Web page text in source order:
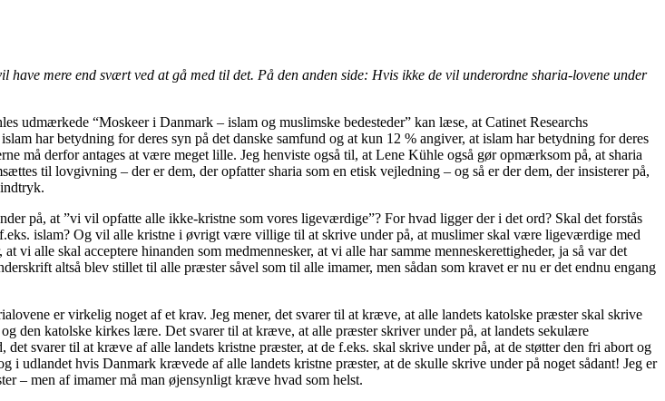
mere end svært ved at gå med til det. På den anden side: Hvis ikke de vil underordne sharia-lovene under
udmærkede “Moskeer i Danmark – islam og muslimske bedesteder” kan læse, at Catinet Researchs
har betydning for deres syn på det danske samfund og at kun 12 % angiver, at islam har betydning for deres
må derfor antages at være meget lille. Jeg henviste også til, at Lene Kühle også gør opmærksom på, at sharia
til lovgivning – der er dem, der opfatter sharia som en etisk vejledning – og så er der dem, der insisterer på,
på, at ”vi vil opfatte alle ikke-kristne som vores ligeværdige”? For hvad ligger der i det ord? Skal det forstås
islam? Og vil alle kristne i øvrigt være villige til at skrive under på, at muslimer skal være ligeværdige med
alle skal acceptere hinanden som medmennesker, at vi alle har samme menneskerettigheder, ja så var det
altså blev stillet til alle præster såvel som til alle imamer, men sådan som kravet er nu er det endnu engang
er virkelig noget af et krav. Jeg mener, det svarer til at kræve, at alle landets katolske præster skal skrive
den katolske kirkes lære. Det svarer til at kræve, at alle præster skriver under på, at landets sekulære
svarer til at kræve af alle landets kristne præster, at de f.eks. skal skrive under på, at de støtter den fri abort og
i udlandet hvis Danmark krævede af alle landets kristne præster, at de skulle skrive under på noget sådant! Jeg er
– men af imamer må man øjensynligt kræve hvad som helst.